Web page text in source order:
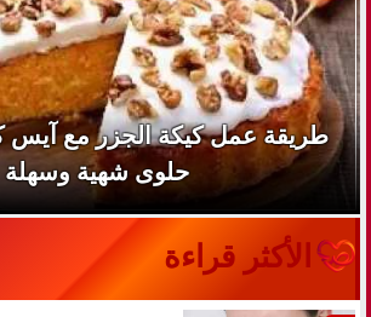
طريقة عمل كيكة الجزر مع آيس
حلوى شهية وسهلة
الأكثر قراءة